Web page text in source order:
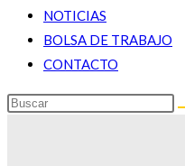
NOTICIAS
BOLSA DE TRABAJO
CONTACTO